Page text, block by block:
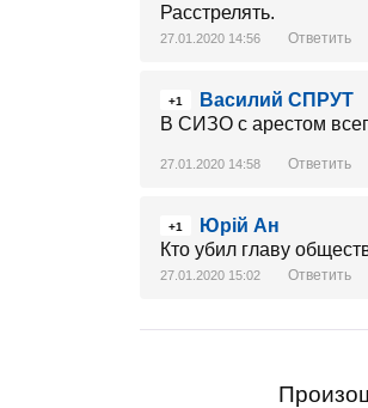
Расстрелять.
27.01.2020 14:56 Ответить
+1
Василий СПРУТ
В СИЗО с арестом
27.01.2020 14:58 Ответить
+1
Юрій Ан
Кто убил главу
27.01.2020 15:02 Ответить